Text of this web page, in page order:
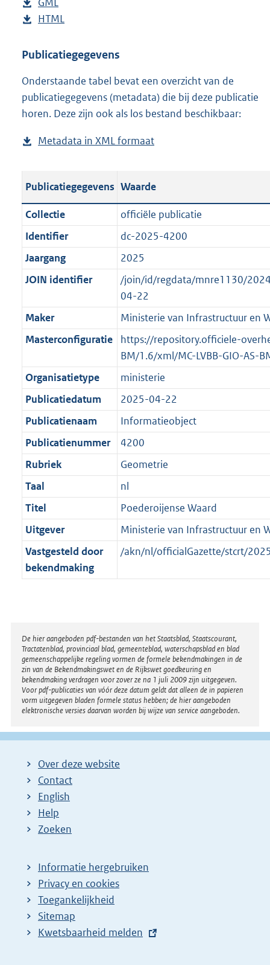
o
n
o
a
d
u
l
c
a
t
i
e
n
f
o
m
a
a
t
e
t
n
d
s
r
o
t
e
:
1
0
b
D
w
l
o
a
p
b
i
c
a
t
i
i
n
f
r
m
a
a
t
HTML
s
a
n
d
g
o
t
t
e
:
o
b
e
k
n
d
Publicatiegegevens
Onderstaande tabel bevat een overzicht van de
publicatiegegevens (metadata) die bij deze publicatie
horen. Deze zijn ook als los bestand beschikbaar:
Metadata in XML formaat
t
a
n
d
g
r
o
o
t
t
e
:
2
K
b
Publicatiegegevens Waarde
Collectie
officiële publicatie
Identifier
dc-2025-4200
Jaargang
2025
JOIN identifier
/join/id/regdata/mnre1130/
04-22
Maker
Ministerie van Infrastructuur en
Masterconfiguratie
https://repository.officiele-
BM/1.6/xml/MC-LVBB-GIO-AS-
Organisatietype
ministerie
Publicatiedatum
2025-04-22
Publicatienaam
Informatieobject
Publicatienummer
4200
Rubriek
Geometrie
Taal
nl
Titel
Poederoijense Waard
Uitgever
Ministerie van Infrastructuur en
Vastgesteld door
bekendmaking
/akn/nl/officialGazette/stcrt/
Disclaimer
De hier aangeboden pdf-bestanden van het Staatsblad, Staatscourant,
Tractatenblad, provinciaal blad, gemeenteblad, waterschapsblad en blad
gemeenschappelijke regeling vormen de formele bekendmakingen in de
zin van de Bekendmakingswet en de Rijkswet goedkeuring en
bekendmaking verdragen voor zover ze na 1 juli 2009 zijn uitgegeven.
Voor pdf-publicaties van vóór deze datum geldt dat alleen de in papieren
vorm uitgegeven bladen formele status hebben; de hier aangeboden
elektronische versies daarvan worden bij wijze van service aangeboden.
Over deze website
Contact
English
Help
Zoeken
Informatie hergebruiken
Privacy en cookies
Toegankelijkheid
Sitemap
E
Kwetsbaarheid melden